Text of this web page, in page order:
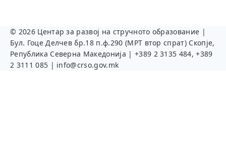
© 2026Центар за развој на стручното образование |
Бул. Гоце Делчев бр.18 п.ф.290 (МРТ втор спрат) Скопје,
Република Северна Македонија | +389 2 3135 484, +389
2 3111 085 | info@crso.gov.mk